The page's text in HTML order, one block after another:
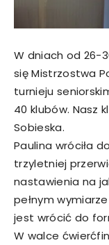
W dniach od 26-
się Mistrzostwa
turnieju
40 klubów. Nasz
Sobieska.
Paulina wróciła
trzyletniej
nastawienia na
pełnym
jest wrócić do
W walce